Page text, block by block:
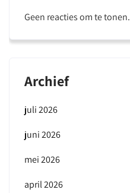
Geen reacties om te tonen.
Archief
juli 2026
juni 2026
mei 2026
april 2026